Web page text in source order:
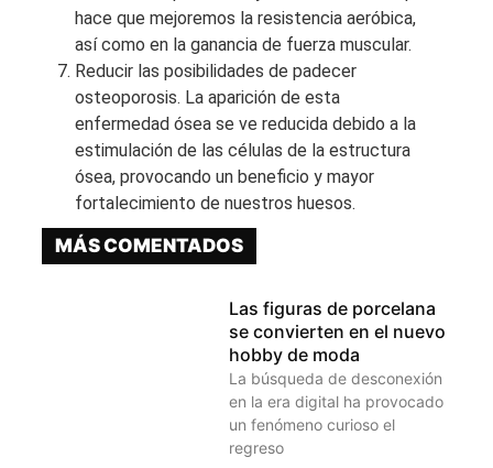
hace que mejoremos la resistencia aeróbica,
así como en la ganancia de fuerza muscular.
Reducir las posibilidades de padecer
osteoporosis. La aparición de esta
enfermedad ósea se ve reducida debido a la
estimulación de las células de la estructura
ósea, provocando un beneficio y mayor
fortalecimiento de nuestros huesos.
MÁS COMENTADOS
Las figuras de porcelana
se convierten en el nuevo
hobby de moda
La búsqueda de desconexión
en la era digital ha provocado
un fenómeno curioso el
regreso